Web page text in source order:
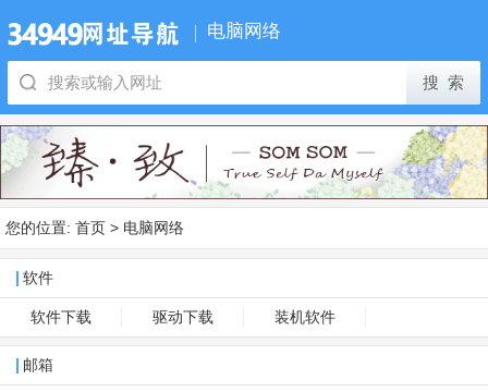
电脑网络
您的位置: 首页 > 电脑网络
软件
软件下载 驱动下载 装机软件
邮箱